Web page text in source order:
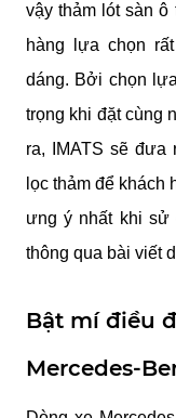
vậy thảm lót sàn ô
hàng lựa chọn
dáng. Bởi chọn
trọng khi đặt cùng
ra, IMATS sẽ đưa
lọc thảm để khách
ưng ý nhất khi sử
thông qua bài viết
Bật mí điều
Mercedes-